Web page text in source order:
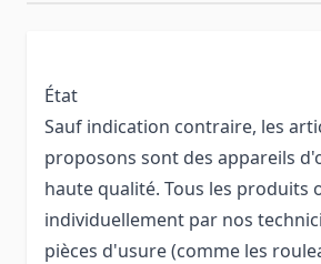
État
Sauf indication contraire, les
proposons sont des appareils
haute qualité. Tous les produits
individuellement par nos
pièces d'usure (comme les